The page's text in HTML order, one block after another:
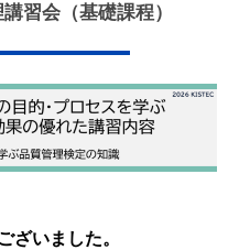
習会（基礎課程）
ざいました。